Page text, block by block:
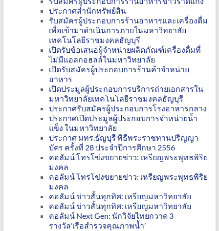
ประกาศสำนักทรัพย์สิน
รับสมัครผู้ประกอบการร้านอาหารและเครื่องดื่ม
เพื่อเข้ามาดำเนินการภายในมหาวิทยาลัย
เทคโนโลยีราชมงคลธัญบุรี
เปิดรับข้อเสนอผู้จำหน่ายผลิตภัณฑ์เครื่องดื่มที่
ไม่มีแอลกอฮลล์ในมหาวิทยาลัย
เปิดรับสมัครผู้ประกอบการร้านค้าจำหน่าย
อาหาร
เปิดประมูลผู้ประกอบการบริการถ่ายเอกสารใน
มหาวิทยาลัยเทคโนโลยีราชมงคลธัญบุรี
ประกาศรับสมัครผู้ประกอบการโรงอาหารกลาง
ประกาศเปิดประมูลผู้ประกอบการจำหน่ายน้ำ
แข็ง ในมหาวิทยาลัย
ประกาศ มทร.ธัญบุรี พิธีพระราชทานปริญญา
บัตร ครั้งที่ 28 ประจำปีการศึกษา 2556
คอลัมน์ โทรโข่งขยายข่าว: เหรียญพระพุทธพิริย
มงคล
คอลัมน์ โทรโข่งขยายข่าว: เหรียญพระพุทธพิริย
มงคล
คอลัมน์ ข่าวสั้นทุกทิศ: เหรียญมหาวิทยาลัย
คอลัมน์ ข่าวสั้นทุกทิศ: เหรียญมหาวิทยาลัย
คอลัมน์ Next Gen: นักวิจัยไทยกวาด 3
รางวัล’เรือสำรวจคุณภาพน้ำ’